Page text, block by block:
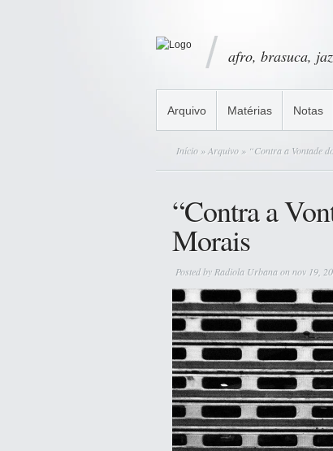
afro, brasuca,
Arquivo Matérias Notas
Início »Arquivo » “Contra a Vontade
“Contra a
Morais
Posted by Radiola Urbanaon nov 19,